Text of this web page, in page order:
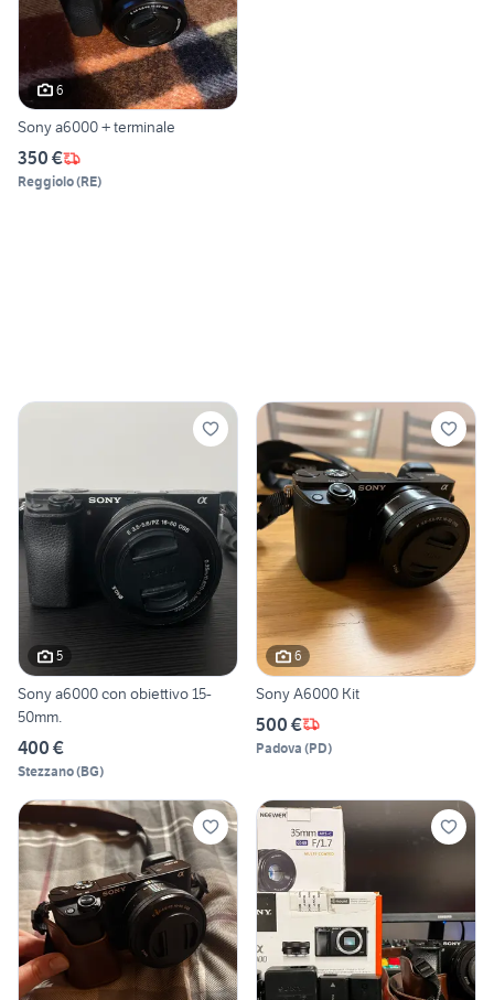
6
Sony a6000 + terminale
350 €
Reggiolo(RE)
5
Sony a6000 con obiettivo 15-
50mm.
400 €
Stezzano(BG)
6
Sony A6000 Kit
500 €
Padova (PD)